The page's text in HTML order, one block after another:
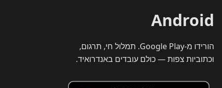
Android
הורידו מ-Google Play. תמלול חי, תרגום,
וכתוביות צפות — כולם עובדים באנדרואיד.